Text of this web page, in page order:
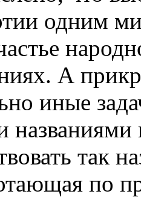
одним
А
иные
так
по